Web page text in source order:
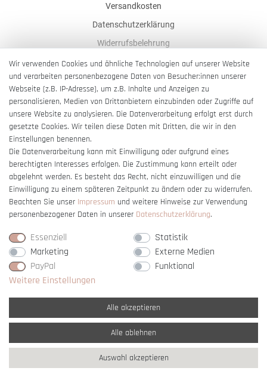
Versandkosten
Datenschutzerklärung
Widerrufsbelehrung
AGB
Impressum
Barrierefreiheitserklärung
Vertrag widerrufen
* Alle Preise verstehen sich inkl. gesetzl. MwSt. undzzgl. Versandkosten
** Nur innerhalb Deutschlands© copyright 2007-2026 Schmuck Krone / Alle
Rechte vorbehalten / powered bycreateyourtemplate
Wir verwenden Cookies und ähnliche Technologien auf unserer Website
und verarbeiten personenbezogene Daten von Besucher:innen unserer
Webseite (z.B. IP-Adresse), um z.B. Inhalte und Anzeigen zu
personalisieren, Medien von Drittanbietern einzubinden oder Zugriffe auf
unsere Website zu analysieren. Die Datenverarbeitung erfolgt erst durch
gesetzte Cookies. Wir teilen diese Daten mit Dritten, die wir in den
Einstellungen benennen.
Die Datenverarbeitung kann mit Einwilligung oder aufgrund eines
berechtigten Interesses erfolgen. Die Zustimmung kann erteilt oder
abgelehnt werden. Es besteht das Recht, nicht einzuwilligen und die
Einwilligung zu einem späteren Zeitpunkt zu ändern oder zu widerrufen.
Beachten Sie unser Impressum und weitere Hinweise zur Verwendung
personenbezogener Daten in unserer Daten­schutz­erklärung.
Essenziell
Statistik
Marketing
Externe Medien
PayPal
Funktional
Weitere Einstellungen
Alle akzeptieren
Alle ablehnen
Auswahl akzeptieren